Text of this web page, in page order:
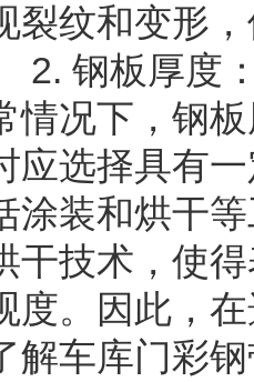
裂纹和变形
2. 钢板厚度
情况下，钢
应选择具有
涂装和烘干
干技术，使
度。因此，
解车库门彩